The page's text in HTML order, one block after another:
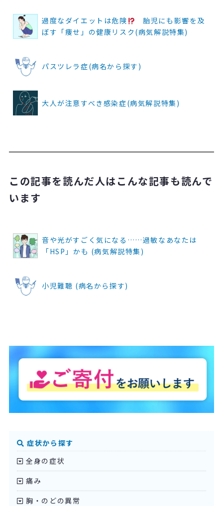
過度なダイエットは危険
胎児にも影響を及
ぼす「痩せ」の健康リスク(病気解説特集)
パスツレラ症(病名から探す)
大人が注意すべき感染症(病気解説特集)
この記事を読んだ人はこんな記事も読んで
います
音や光がすごく気になる……過敏なあなたは
「HSP」かも (病気解説特集)
小児難聴 (病名から探す)
症状から探す
全身の症状
痛み
胸・のどの異常